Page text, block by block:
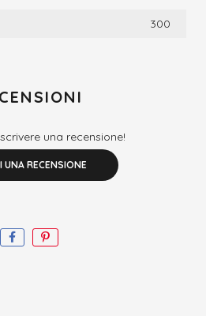
300
una recensione!
UNA RECENSIONE